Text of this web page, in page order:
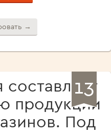
→
13
продукции
Под